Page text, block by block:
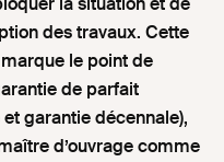
des travaux. Cette
le point de
de parfait
garantie décennale),
d’ouvrage comme